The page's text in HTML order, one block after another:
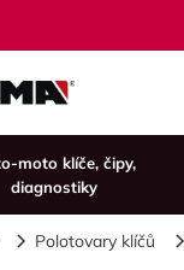
moto klíče, čipy,
diagnostiky
Polotovary klíčů